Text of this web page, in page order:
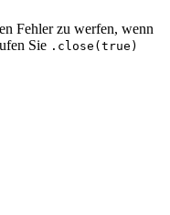
Fehler zu werfen, wenn
Sie .close(true)